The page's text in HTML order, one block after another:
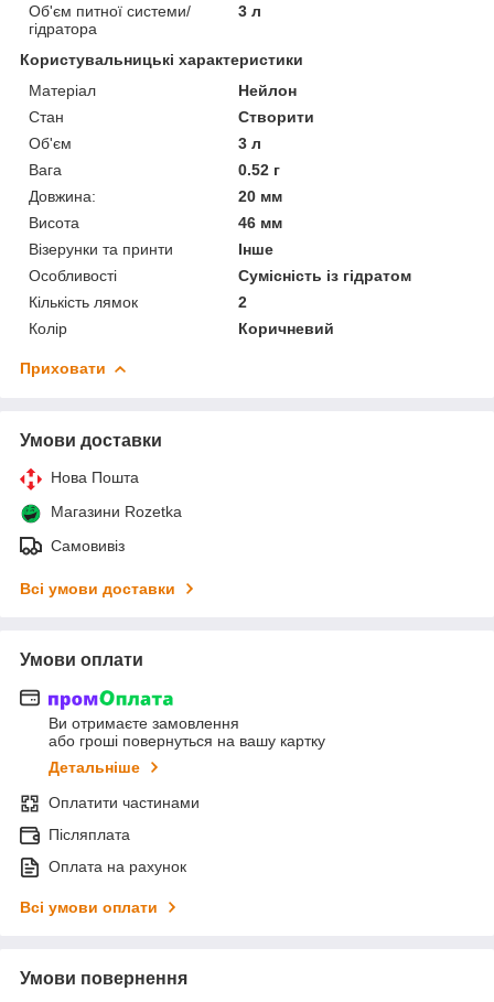
Об'єм питної системи/
гідратора
3 л
Користувальницькі характеристики
Матеріал
Нейлон
Стан
Створити
Об'єм
3 л
Вага
0.52 г
Довжина:
20 мм
Висота
46 мм
Візерунки та принти
Інше
Особливості
Сумісність із гідратом
Кількість лямок
2
Колір
Коричневий
Приховати
Умови доставки
Нова Пошта
Магазини Rozetka
Самовивіз
Всі умови доставки
Умови оплати
Ви отримаєте замовлення
або гроші повернуться на вашу картку
Детальніше
Оплатити частинами
Післяплата
Оплата на рахунок
Всі умови оплати
Умови повернення